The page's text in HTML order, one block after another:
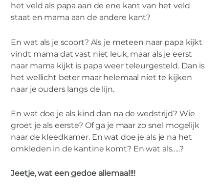
het veld als papa aan de ene kant van het veld
staat en mama aan de andere kant?
En wat als je scoort? Als je meteen naar papa kijkt
vindt mama dat vast niet leuk, maar als je eerst
naar mama kijkt is papa weer teleurgesteld. Dan is
het wellicht beter maar helemaal niet te kijken
naar je ouders langs de lijn.
En wat doe je als kind dan na de wedstrijd? Wie
groet je als eerste? Of ga je maar zo snel mogelijk
naar de kleedkamer. En wat doe je als je na het
omkleden in de kantine komt? En wat als…..?
Jeetje, wat een gedoe allemaal!!!